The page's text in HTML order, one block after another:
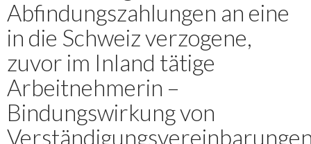
Abfindungszahlungen an eine
in die Schweiz verzogene,
zuvor im Inland tätige
Arbeitnehmerin –
Bindungswirkung von